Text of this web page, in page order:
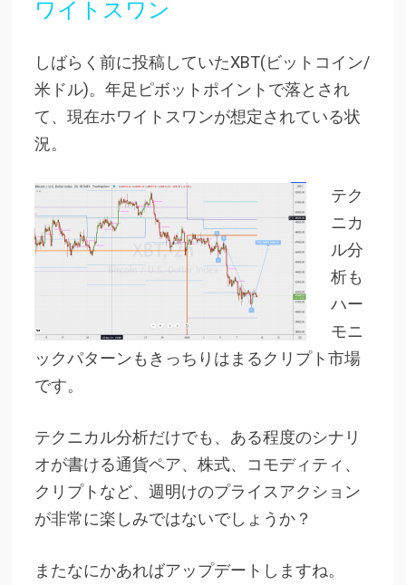
ワイトスワン
しばらく前に投稿していたXBT(ビットコイン/
米ドル)。年足ピボットポイントで落とされ
て、現在ホワイトスワンが想定されている状
況。
テク
ニカ
ル分
析も
ハー
モニ
ックパターンもきっちりはまるクリプト市場
です。
テクニカル分析だけでも、ある程度のシナリ
オが書ける通貨ペア、株式、コモディティ、
クリプトなど、週明けのプライスアクション
が非常に楽しみではないでしょうか？
またなにかあればアップデートしますね。